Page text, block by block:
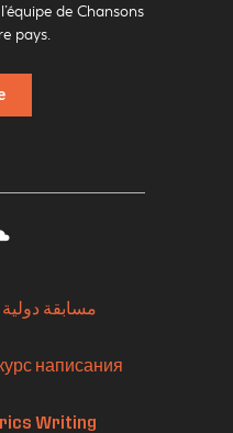
de Chansons
pays.
مسابقة دولية
написания
Writing